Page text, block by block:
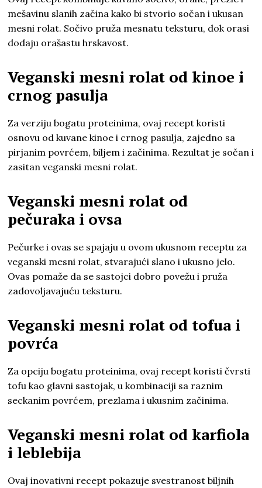
mešavinu slanih začina kako bi stvorio sočan i ukusan
mesni rolat. Sočivo pruža mesnatu teksturu, dok orasi
dodaju orašastu hrskavost.
Veganski mesni rolat od kinoe i
crnog pasulja
Za verziju bogatu proteinima, ovaj recept koristi
osnovu od kuvane kinoe i crnog pasulja, zajedno sa
pirjanim povrćem, biljem i začinima. Rezultat je sočan i
zasitan veganski mesni rolat.
Veganski mesni rolat od
pečuraka i ovsa
Pečurke i ovas se spajaju u ovom ukusnom receptu za
veganski mesni rolat, stvarajući slano i ukusno jelo.
Ovas pomaže da se sastojci dobro povežu i pruža
zadovoljavajuću teksturu.
Veganski mesni rolat od tofua i
povrća
Za opciju bogatu proteinima, ovaj recept koristi čvrsti
tofu kao glavni sastojak, u kombinaciji sa raznim
seckanim povrćem, prezlama i ukusnim začinima.
Veganski mesni rolat od karfiola
i leblebija
Ovaj inovativni recept pokazuje svestranost biljnih